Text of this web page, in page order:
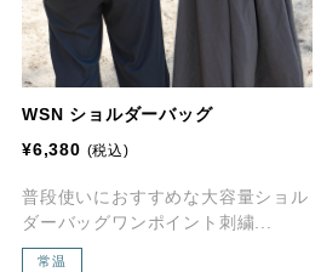
WSN ショルダーバッグ
¥6,380 (税込)
普段使いにおすすめな大容量ショル
ダーバッグワンポイント刺繍...
常温